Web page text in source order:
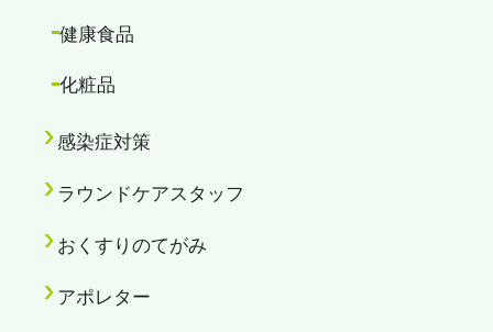
健康食品
化粧品
感染症対策
ラウンドケアスタッフ
おくすりのてがみ
アポレター